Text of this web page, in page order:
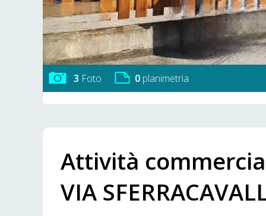
3 Foto 0 planimetria
Attività
VIA